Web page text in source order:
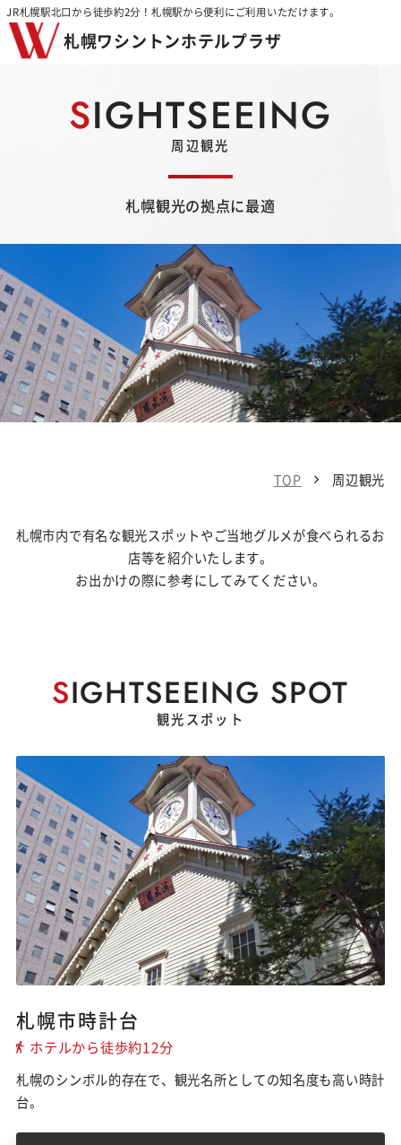
JR札幌駅北口から徒歩約2分！札幌駅から便利にご利用いただけます。
札幌ワシントンホテルプラザ
SIGHTSEEING
周辺観光
札幌観光の拠点に最適
TOP 周辺観光
札幌市内で有名な観光スポットやご当地グルメが食べられるお
店等を紹介いたします。
お出かけの際に参考にしてみてください。
SIGHTSEEING SPOT
観光スポット
札幌市時計台
ホテルから徒歩約12分
札幌のシンボル的存在で、観光名所としての知名度も高い時計
台。